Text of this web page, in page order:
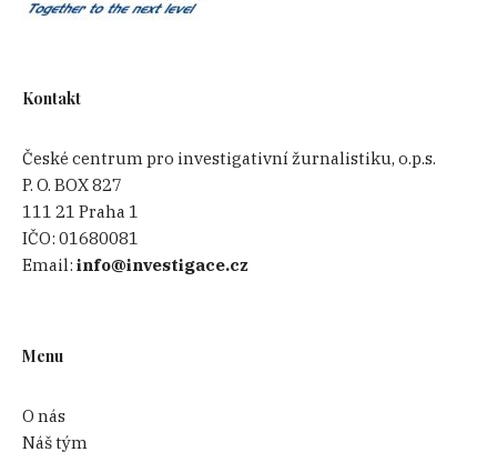
Kontakt
České centrum pro investigativní žurnalistiku, o.p.s.
P. O. BOX 827
111 21 Praha 1
IČO:01680081
Email:info@investigace.cz
Menu
O nás
Náš tým